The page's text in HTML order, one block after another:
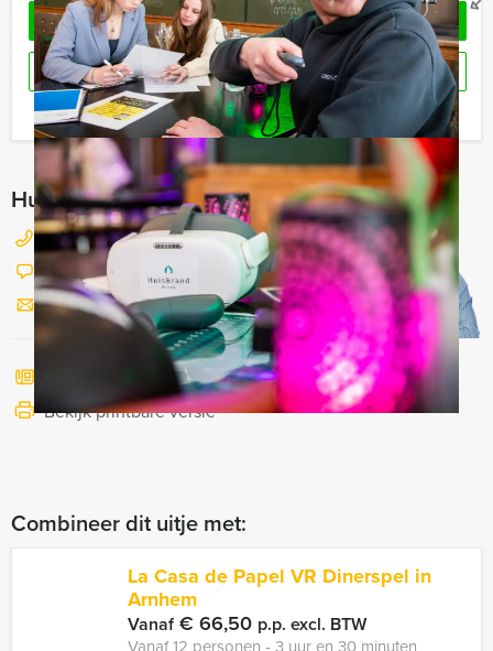
OFFERTE AANVRAGEN
RESERVEREN
Ik heb een vraag over dit uitje
Hulp nodig bij het kiezen?
026 820 03 69
Chat met Jeroen
Stuur ons een mailtje
Bekijk printbare versie
Combineer dit uitje met:
La Casa de Papel VR Dinerspel in
Arnhem
Vanaf€ 66,50 p.p. excl. BTW
Vanaf 12 personen ‐ 3 uur en 30 minuten